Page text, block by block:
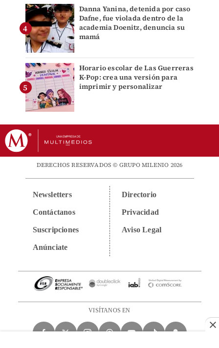
Danna Yanina, detenida por caso
Dafne, fue violada dentro de la
academia Doenitz, denuncia su
mamá
Horario escolar de Las Guerreras
K-Pop: crea una versión para
imprimir y personalizar
DERECHOS RESERVADOS © GRUPO MILENIO 2026
Newsletters
Contáctanos
Suscripciones
Anúnciate
Directorio
Privacidad
Aviso Legal
VISÍTANOS EN